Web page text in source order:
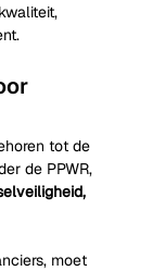
tot de
de PPWR,
moet